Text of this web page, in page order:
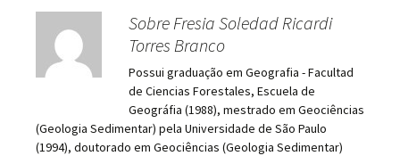
o
o
k
d
n
l
e
Sobre Fresia Soledad Ricardi
Torres Branco
Possui graduação em Geografia - Facultad
de Ciencias Forestales, Escuela de
Geográfia (1988), mestrado em Geociências
(Geologia Sedimentar) pela Universidade de São Paulo
(1994), doutorado em Geociências (Geologia Sedimentar)